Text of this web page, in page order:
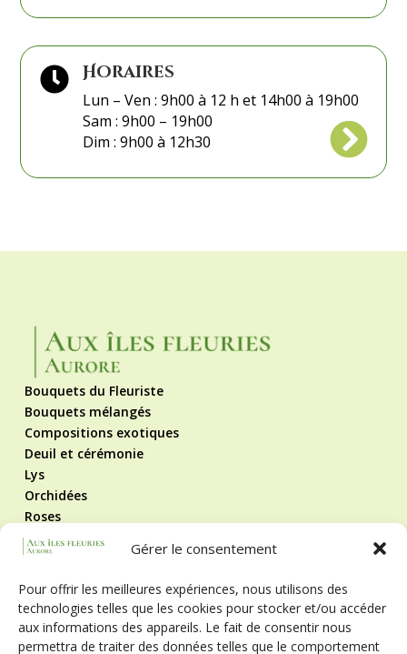
Gérer le consentement
Pour offrir les meilleures expériences, nous utilisons des
technologies telles que les cookies pour stocker et/ou accéder
aux informations des appareils. Le fait de consentir nous
permettra de traiter des données telles que le comportement
 Horaires
Lun – Ven : 9h00 à 12 h et 14h00 à 19h00
Sam : 9h00 – 19h00
Dim : 9h00 à 12h30

Bouquets du Fleuriste
Bouquets mélangés
Compositions exotiques
Deuil et cérémonie
Lys
Orchidées
Roses
Roses éternelles
Contact
Politique de cookies
CGV
Suivez-nous !